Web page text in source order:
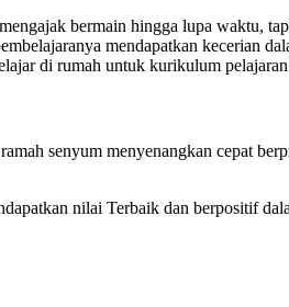
bermain hingga lupa waktu,
mendapatkan kecerian
di rumah untuk kurikulum
senyum menyenangkan cepat
nilai Terbaik dan berpositif